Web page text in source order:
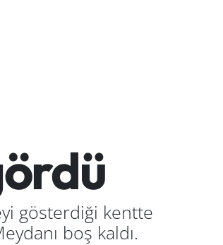
gösterdiği kentte
boş kaldı.